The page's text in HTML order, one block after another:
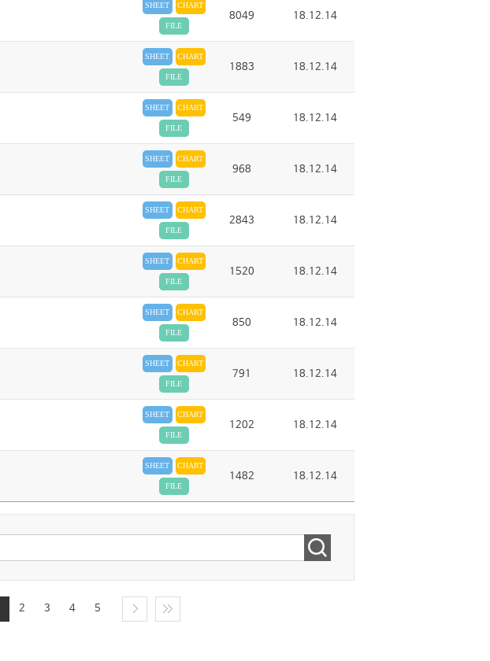
SHEET CHART
FILE
8049 18.12.14
SHEET CHART
FILE
1883 18.12.14
SHEET CHART
FILE
549 18.12.14
SHEET CHART
FILE
968 18.12.14
SHEET CHART
FILE
2843 18.12.14
SHEET CHART
FILE
1520 18.12.14
SHEET CHART
FILE
850 18.12.14
SHEET CHART
FILE
791 18.12.14
SHEET CHART
FILE
1202 18.12.14
SHEET CHART
FILE
1482 18.12.14
2 3 4 5